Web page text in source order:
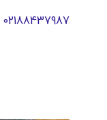
02188437987